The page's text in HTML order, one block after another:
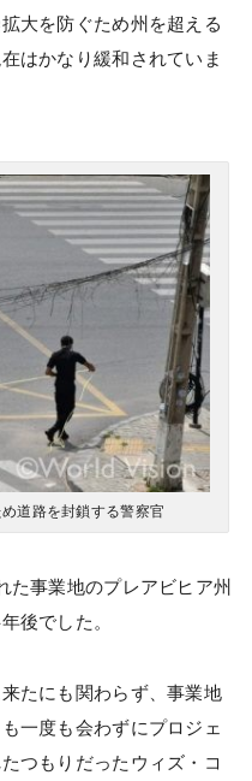
大を防ぐため州を超える
はかなり緩和されていま
道路を封鎖する警察官
た事業地のプレアビヒア州
後でした。
たにも関わらず、事業地
一度も会わずにプロジェ
つもりだったウィズ・コ